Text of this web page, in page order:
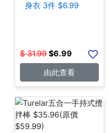
身衣 3件 $6.99
$ 31.99 $6.99
由此查看